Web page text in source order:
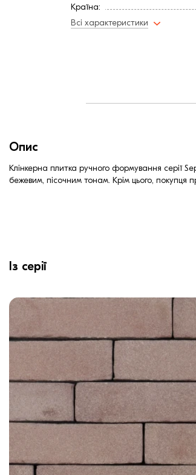
Країна:
Колір
Ширина, мм:
Всі характеристики
Опис
Клінкерна плитка ручного формування серії
бежевим, пісочним тонам. Крім цього, покупця
Із серії